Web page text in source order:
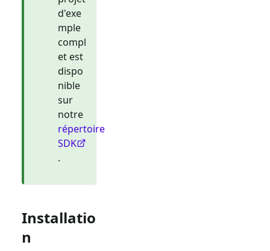
d'exe
mple
compl
et est
dispo
nible
sur
notre
répertoire
SDK
.
Installatio
n